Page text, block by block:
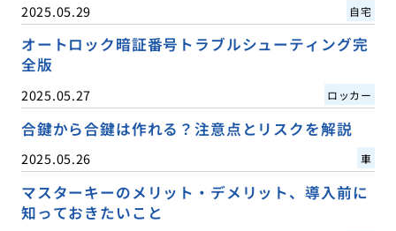
2025.05.29 自宅
オートロック暗証番号トラブルシューティング完
全版
2025.05.27 ロッカー
合鍵から合鍵は作れる？注意点とリスクを解説
2025.05.26 車
マスターキーのメリット・デメリット、導入前に
知っておきたいこと